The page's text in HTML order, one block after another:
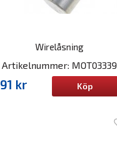
Wirelåsning
Artikelnummer: MOT03339
91 kr Köp